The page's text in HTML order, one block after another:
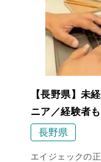
【長野県】未
ニア／経験者
長野県
エイジェックの